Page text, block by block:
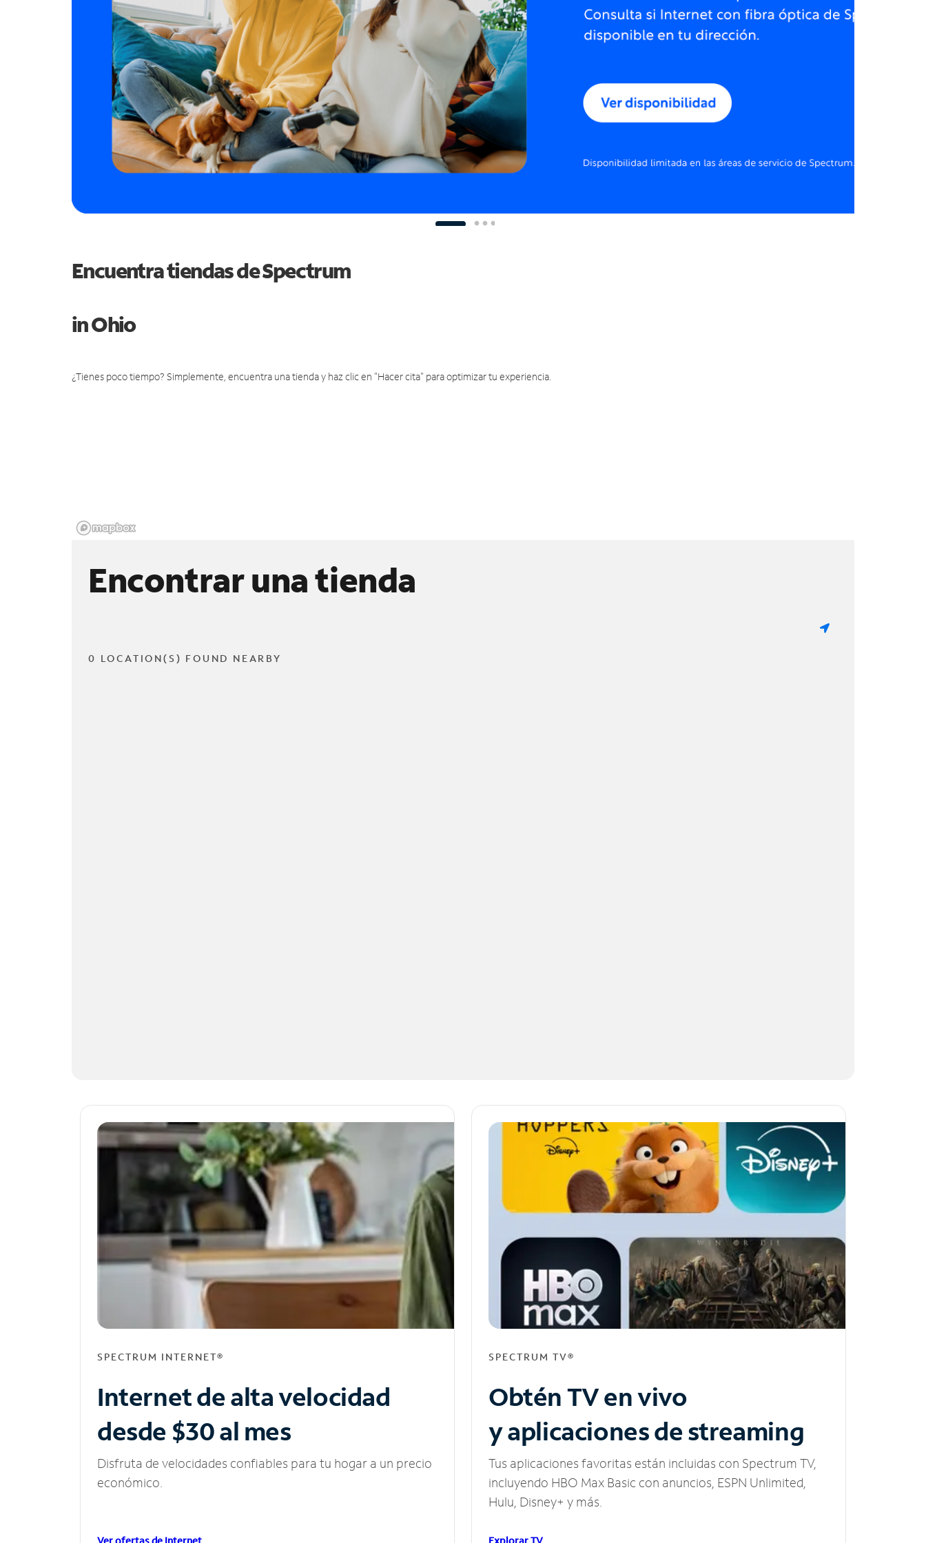
Encuentra tiendas de Spectrum
in Ohio
¿Tienes poco tiempo? Simplemente, encuentra una tienda y haz clic en "Hacer cita" para optimizar tu experiencia.
Encontrar una tienda
0 LOCATION(S) FOUND NEARBY
SPECTRUM INTERNET®
Internet de alta velocidad
desde $30 al mes
Disfruta de velocidades confiables para tu hogar a un precio
económico.
SPECTRUM TV®
Obtén TV en vivo
y aplicaciones de streaming
Tus aplicaciones favoritas están incluidas con Spectrum TV,
incluyendo HBO Max Basic con anuncios, ESPN Unlimited,
Hulu, Disney+ y más.